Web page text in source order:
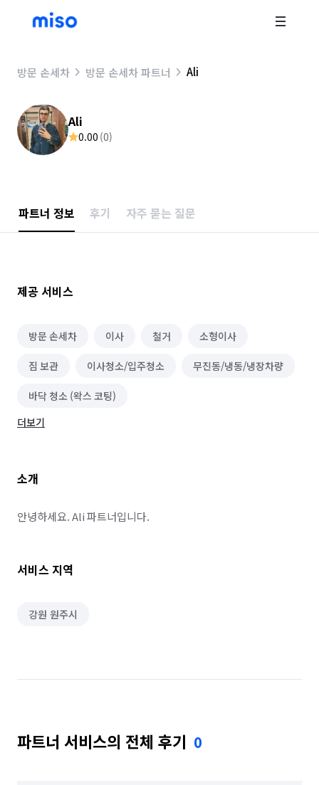
방문 손세차 방문 손세차 파트너 Ali
Ali
0.00 (0)
파트너 정보 후기 자주 묻는 질문
제공 서비스
방문 손세차 이사 철거 소형이사
짐 보관 이사청소/입주청소 무진동/냉동/냉장차량
바닥 청소 (왁스 코팅)
더보기
소개
안녕하세요. Ali 파트너입니다.
서비스 지역
강원 원주시
파트너 서비스의 전체 후기 0